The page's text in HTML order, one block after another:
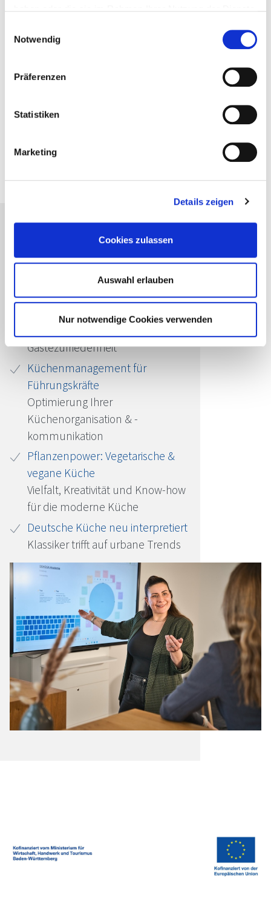
Cookies, wenn Sie unsere Webseite weiterhin nutzen.
Notwendig
Präferenzen
Statistiken
Marketing
Details zeigen
Cookies zulassen
Auswahl erlauben
Nur notwendige Cookies verwenden
DA-0000203, Ausgebucht, Bad Überkingen
zzgl. MwSt.
In den Warenkorb
Passende Seminare für Sie
FachBrief
Gemeinschaftsgastronomie
Advanced
Prozessoptimierung und kreative
Gästezufriedenheit
Küchenmanagement für
Führungskräfte
Optimierung Ihrer
Küchenorganisation & -
kommunikation
Pflanzenpower: Vegetarische &
vegane Küche
Vielfalt, Kreativität und Know-how
für die moderne Küche
Deutsche Küche neu interpretiert
Klassiker trifft auf urbane Trends